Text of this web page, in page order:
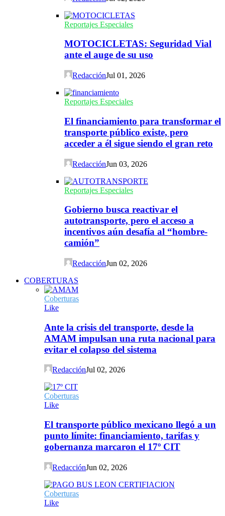
Reportajes Especiales
MOTOCICLETAS: Seguridad Vial
ante el auge de su uso
RedacciónJul 01, 2026
Reportajes Especiales
El financiamiento para transformar el
transporte público existe, pero
acceder a él sigue siendo el gran reto
RedacciónJun 03, 2026
Reportajes Especiales
Gobierno busca reactivar el
autotransporte, pero el acceso a
incentivos aún desafía al “hombre-
camión”
RedacciónJun 02, 2026
COBERTURAS
Coberturas
Like
Ante la crisis del transporte, desde la
AMAM impulsan una ruta nacional para
evitar el colapso del sistema
RedacciónJul 02, 2026
Coberturas
Like
El transporte público mexicano llegó a un
punto límite: financiamiento, tarifas y
gobernanza marcaron el 17º CIT
RedacciónJun 02, 2026
Coberturas
Like